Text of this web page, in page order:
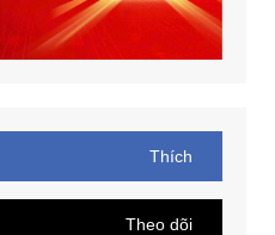
Thích
Theo dõi